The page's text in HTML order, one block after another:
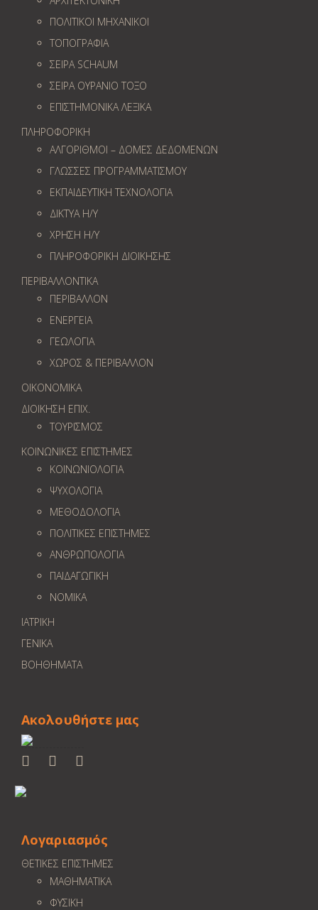
ΠΟΛΙΤΙΚΟΙ ΜΗΧΑΝΙΚΟΙ
ΤΟΠΟΓΡΑΦΙΑ
ΣΕΙΡΑ SCHAUM
ΣΕΙΡΑ ΟΥΡΑΝΙΟ ΤΟΞΟ
ΕΠΙΣΤΗΜΟΝΙΚΑ ΛΕΞΙΚΑ
ΠΛΗΡΟΦΟΡΙΚΗ
ΑΛΓΟΡΙΘΜΟΙ – ΔΟΜΕΣ ΔΕΔΟΜΕΝΩΝ
ΓΛΩΣΣΕΣ ΠΡΟΓΡΑΜΜΑΤΙΣΜΟΥ
ΕΚΠΑΙΔΕΥΤΙΚΗ ΤΕΧΝΟΛΟΓΙΑ
ΔΙΚΤΥΑ Η/Υ
ΧΡΗΣΗ Η/Υ
ΠΛΗΡΟΦΟΡΙΚΗ ΔΙΟΙΚΗΣΗΣ
ΠΕΡΙΒΑΛΛΟΝΤΙΚΑ
ΠΕΡΙΒΑΛΛΟΝ
ΕΝΕΡΓΕΙΑ
ΓΕΩΛOΓΙΑ
ΧΩΡΟΣ & ΠΕΡΙΒΑΛΛΟΝ
ΟΙΚΟΝΟΜΙΚΑ
ΔΙΟΙΚΗΣΗ ΕΠΙΧ.
ΤΟΥΡΙΣΜΟΣ
ΚΟΙΝΩΝΙΚΕΣ ΕΠΙΣΤΗΜΕΣ
ΚΟΙΝΩΝΙΟΛΟΓΙΑ
ΨΥΧΟΛΟΓΙΑ
ΜΕΘΟΔΟΛΟΓΙΑ
ΠΟΛΙΤΙΚΕΣ ΕΠΙΣΤΗΜΕΣ
ΑΝΘΡΩΠΟΛΟΓΙΑ
ΠΑΙΔΑΓΩΓΙΚΗ
ΝΟΜΙΚΑ
ΙΑΤΡΙΚΗ
ΓΕΝΙΚΑ
ΒΟΗΘΗΜΑΤΑ
Ακολουθήστε μας
Λογαριασμός
ΘΕΤΙΚΕΣ ΕΠΙΣΤΗΜΕΣ
ΜΑΘΗΜΑΤΙΚΑ
ΦΥΣΙΚΗ